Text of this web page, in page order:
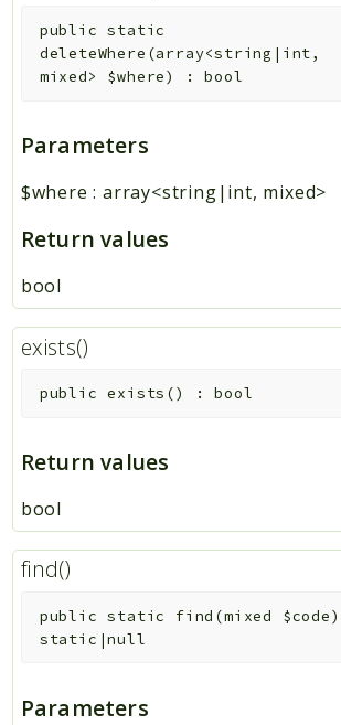
public
static
deleteWhere (array<string|int,
mixed> $where) :bool
Parameters
$where : array<string|int, mixed>
Return values
bool
exists()
public exists () :bool
Return values
bool
find()
public static find (mixed $code)
static|null
Parameters